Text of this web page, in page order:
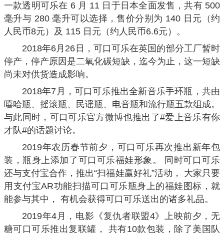
一款透明可乐在 6 月 11 日于日本全面发售，共有 500
毫升与 280 毫升可以选择，售价分别为 140 日元（约
人民币8元）及 115 日元（约人民币6.6元）。
2018年6月26日，可口可乐在英国的部分工厂暂时
停产，停产原因是二氧化碳短缺，迄今为止，这一短缺
尚未对供货造成影响。
2018年7月，可口可乐推出全新音乐手环瓶，共由
嘻哈瓶、摇滚瓶、民谣瓶、电音瓶和流行瓶五款组成。
与此同时，可口可乐官方微博也推出了#爱上音乐有你
才队#的话题讨论。
2019年农历春节前夕，可口可乐再次推出新年包
装，瓶身上添加了可口可乐福娃形象。 同时可口可乐
还与支付宝合作，推出“扫福娃赢好礼”活动， 大家只要
用支付宝AR功能扫描可口可乐瓶身上的福娃图标，就
能参与其中， 有机会获得可口可乐送出的诸多礼品。
2019年4月，电影《复仇者联盟4》上映前夕，无
糖可口可乐推出复联罐， 共有10款包装，除了美国队